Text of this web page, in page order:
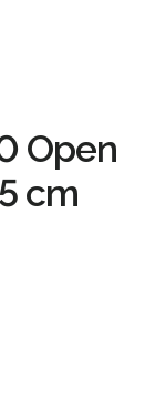
Open
cm